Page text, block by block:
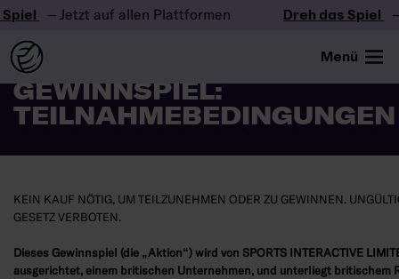
– Jetzt auf allen Plattformen Dreh das Spiel –
Menü
SPORTS-INTERACTIVE-
GEWINNSPIEL:
TEILNAHMEBEDINGUNGEN
KEIN KAUF NÖTIG, UM TEILZUNEHMEN ODER ZU GEWINNEN.
GESETZ VERBOTEN.
Dieses Gewinnspiel (die „Aktion“) wird von SPORTS INTERACTIVE
ausgerichtet, einem britischen Unternehmen, und unterliegt britischem